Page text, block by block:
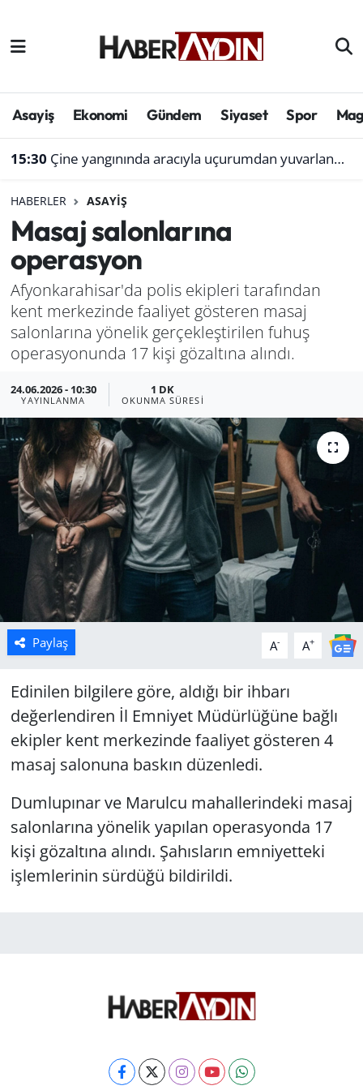
Asayiş Ekonomi Gündem Siyaset Spor
15:30 Çine yangınında aracıyla uçurumdan yuvarlanmıştı: Bol gelen korseden şikayetçi
HABERLER ASAYIŞ
Masaj salonlarına
operasyon
Afyonkarahisar'da polis ekipleri tarafından
kent merkezinde faaliyet gösteren masaj
salonlarına yönelik gerçekleştirilen fuhuş
operasyonunda 17 kişi gözaltına alındı.
24.06.2026 - 10:30
YAYINLANMA
1 DK
OKUNMA SÜRESI
Paylaş A- A+
Edinilen bilgilere göre, aldığı bir ihbarı
değerlendiren İl Emniyet Müdürlüğüne bağlı
ekipler kent merkezinde faaliyet gösteren 4
masaj salonuna baskın düzenledi.
Dumlupınar ve Marulcu mahallerindeki masaj
salonlarına yönelik yapılan operasyonda 17
kişi gözaltına alındı. Şahısların emniyetteki
işlemlerinin sürdüğü bildirildi.
Afyonkarahisar
Çevre
Genel
Haber
Izmir
Kütahya
Manisa
Muğla
Politika
Uşak
Aydın Hava Durumu
Süper Lig Puan Durumu ve Fikstür
Son Dakika Haberleri
Haber Arşivi